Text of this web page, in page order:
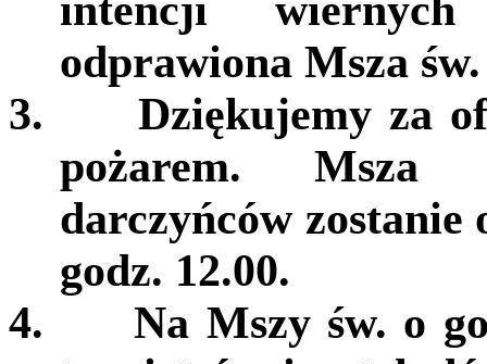
odprawiona Msza
3.
Dziękujemy za
pożarem. Msza
darczyńców
godz. 12.00.
4.
Na Mszy św. o